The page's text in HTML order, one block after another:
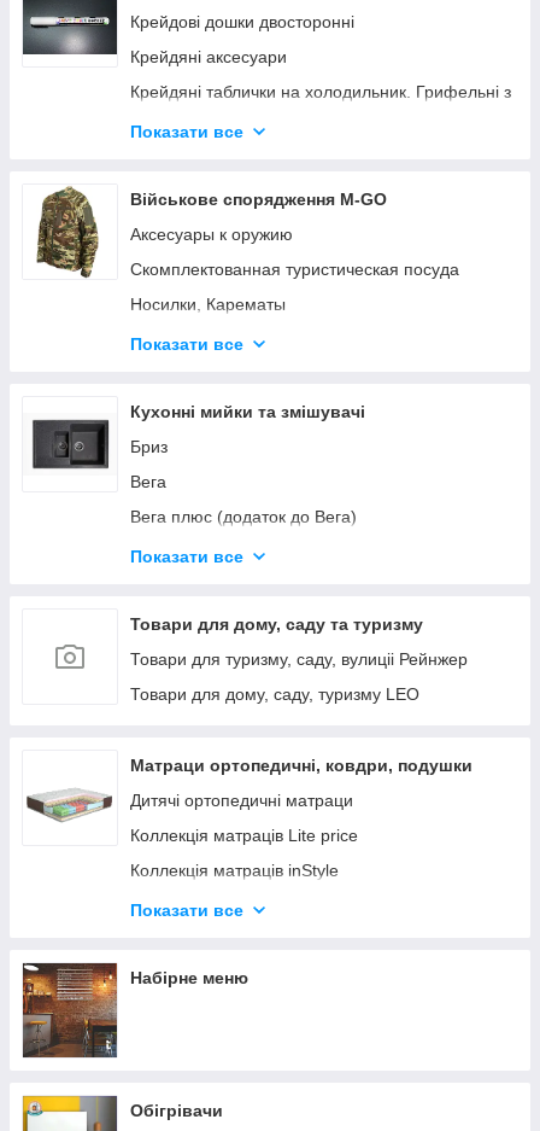
Крейдові дошки двосторонні
Крейдяні аксесуари
Крейдяні таблички на холодильник. Грифельні з
Показати все
Військове спорядження M-GO
Аксесуары к оружию
Скомплектованная туристическая посуда
Носилки, Карематы
Чехлы на блокноты
Транспортный тактические сумки, баулы,
Показати все
Кухонні мийки та змішувачі
Бриз
Вега
Вега плюс (додаток до Вега)
Гросс
Комфі
Класик
Крафт
Оптима
Поні
Практик
Раунд
Силіка
Елегант
Показати все
Товари для дому, саду та туризму
Товари для туризму, саду, вулиціі Рейнжер
Товари для дому, саду, туризму LEO
Матраци ортопедичні, ковдри, подушки
Дитячі ортопедичні матраци
Коллекція матраців Lite price
Коллекція матраців inStyle
Коллекція матраців Belgian Tech
Коллекція матраців Romance
Коллекція матраців Flip
Показати все
Набірне меню
Обігрівачи